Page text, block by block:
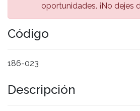
oportunidades. ¡No dejes
Código
186-023
Descripción